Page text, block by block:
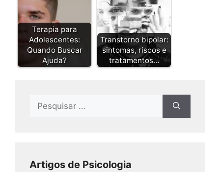
Terapia para
Adolescentes:
Quando Buscar
Ajuda?
Transtorno bipolar:
sintomas, riscos e
tratamentos…
Artigos de Psicologia